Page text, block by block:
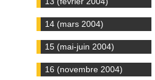
14 (mars 2004)
15 (mai-juin 2004)
16 (novembre 2004)